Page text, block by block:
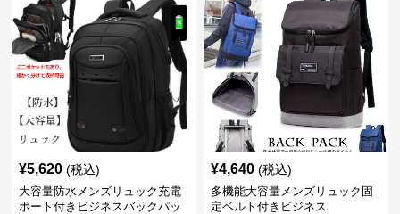
¥5,620 (税込)
大容量防水メンズリュック充電
ポート付きビジネスバックパッ
¥4,640 (税込)
多機能大容量メンズリュック固
定ベルト付きビジネス